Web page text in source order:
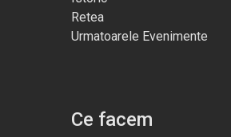
Retea
Urmatoarele Evenimente
Ce facem